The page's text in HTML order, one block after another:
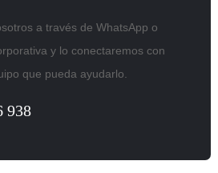
a través de WhatsApp o
y lo conectaremos con
que pueda ayudarlo.
938